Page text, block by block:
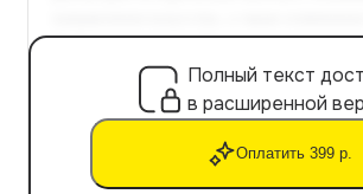
Полный текст
в расширенной
Оплатить 399 р.